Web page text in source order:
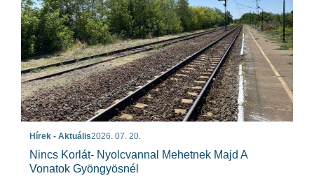
Hírek - Aktuális2026. 07. 20.
Nincs Korlát- Nyolcvannal Mehetnek Majd A
Vonatok Gyöngyösnél